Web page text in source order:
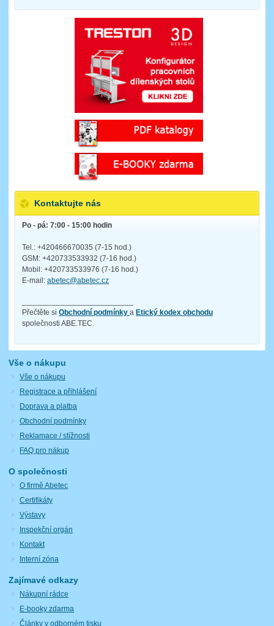
Kontaktujte nás
Po - pá: 7:00 - 15:00 hodin
Tel.: +420466670035 (7-15 hod.)
GSM: +420733533932 (7-16 hod.)
Mobil: +420733533976 (7-16 hod.)
E-mail: abetec@abetec.cz
Přečtěte si Obchodní podmínky a Etický kodex obchodu
společnosti ABE.TEC.
Vše o nákupu
Vše o nákupu
Registrace a přihlášení
Doprava a platba
Obchodní podmínky
Reklamace / stížnosti
FAQ pro nákup
O společnosti
O firmě Abetec
Certifikáty
Výstavy
Inspekční orgán
Kontakt
Interní zóna
Zajímavé odkazy
Nákupní rádce
E-booky zdarma
Články v odborném tisku